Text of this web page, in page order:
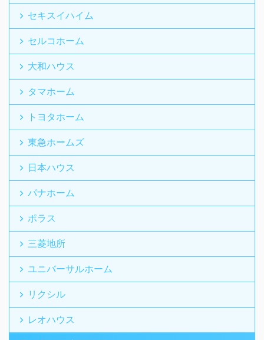
セキスイハイム
セルコホーム
大和ハウス
タマホーム
トヨタホーム
東急ホームズ
日本ハウス
パナホーム
ポラス
三菱地所
ユニバーサルホーム
リクシル
レオハウス